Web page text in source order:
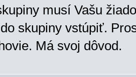
musí Vašu
skupiny vstúpiť.
Má svoj dôvod.